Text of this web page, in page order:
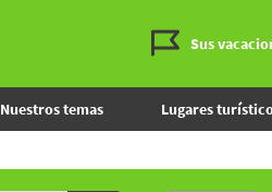
Sus
Nuestros temas Lugares